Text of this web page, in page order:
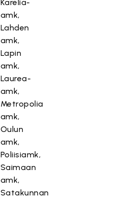
Karelia-
amk,
Lahden
amk,
Lapin
amk,
Laurea-
amk,
Metropolia
amk,
Oulun
amk,
Poliisiamk,
Saimaan
amk,
Satakunnan